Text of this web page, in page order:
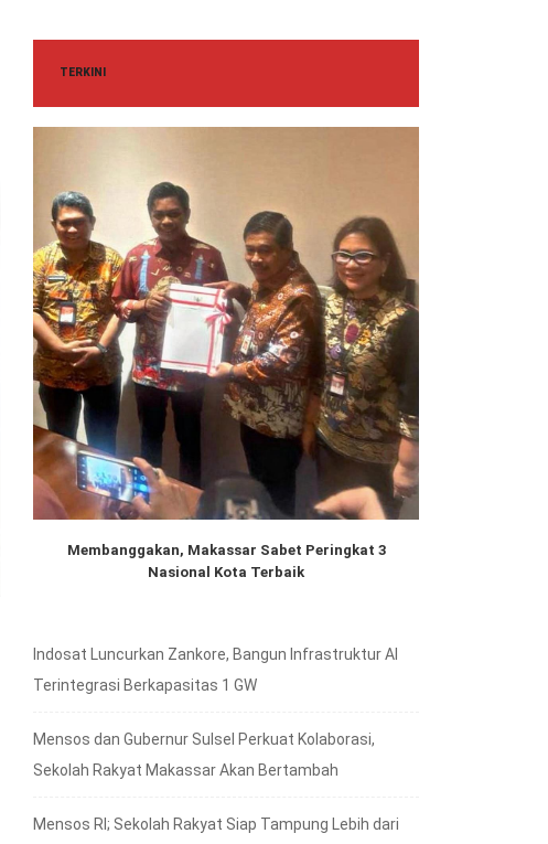
TERKINI
Membanggakan, Makassar Sabet Peringkat 3
Nasional Kota Terbaik
Indosat Luncurkan Zankore, Bangun Infrastruktur AI
Terintegrasi Berkapasitas 1 GW
Mensos dan Gubernur Sulsel Perkuat Kolaborasi,
Sekolah Rakyat Makassar Akan Bertambah
Mensos RI; Sekolah Rakyat Siap Tampung Lebih dari